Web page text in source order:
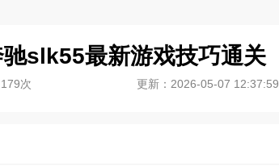
slk55最新游戏技巧通关
次 更新：2026-05-07 12:37:59